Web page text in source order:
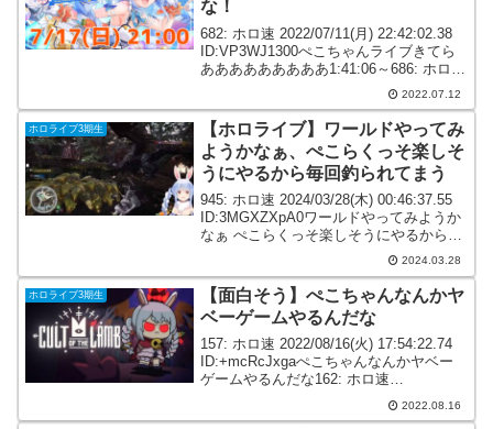
な！
682: ホロ速 2022/07/11(月) 22:42:02.38
ID:VP3WJ1300ぺこちゃんライブきてら
あああああああああ1:41:06～686: ホロ速
2022.07.12
ホロライブ3期生
【ホロライブ】ワールドやってみ
ようかなぁ、ぺこらくっそ楽しそ
うにやるから毎回釣られてまう
945: ホロ速 2024/03/28(木) 00:46:37.55
ID:3MGXZXpA0ワールドやってみようか
なぁ ぺこらくっそ楽しそうにやるから毎
2024/03/28(木) 00:48:07.40 I...
2024.03.28
ホロライブ3期生
【面白そう】ぺこちゃんなんかヤ
ベーゲームやるんだな
157: ホロ速 2022/08/16(火) 17:54:22.74
ID:+mcRcJxgaぺこちゃんなんかヤベー
ゲームやるんだな162: ホロ速
2022.08.16